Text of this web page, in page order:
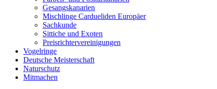
Gesangskanarien
Mischlinge Cardueliden Europäer
Sachkunde
Sittiche und Exoten
Preisrichtervereinigungen
Vogelringe
Deutsche Meisterschaft
Naturschutz
Mitmachen